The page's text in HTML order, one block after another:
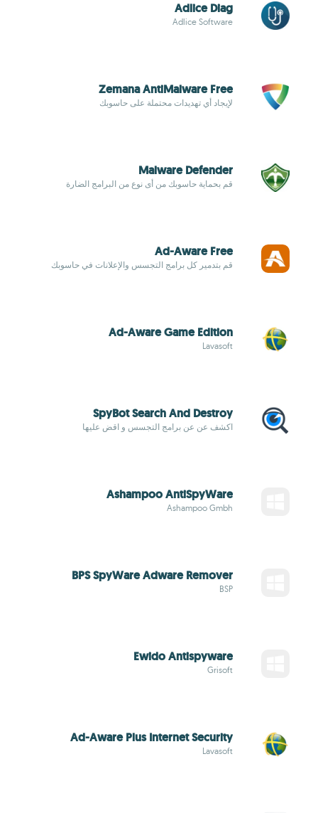
Adlice Diag
Adlice Software
Zemana AntiMalware Free
لإيجاد أي تهديدات محتملة على حاسوبك
Malware Defender
قم بحماية حاسوبك من أى نوع من البرامج الضارة
Ad-Aware Free
قم بتدمير كل برامج التجسس والإعلانات في حاسوبك
Ad-Aware Game Edition
Lavasoft
SpyBot Search And Destroy
اكشف عن عن برامج التجسس و اقض عليها
Ashampoo AntiSpyWare
Ashampoo Gmbh
BPS SpyWare Adware Remover
BSP
Ewido Antispyware
Grisoft
Ad-Aware Plus Internet Security
Lavasoft